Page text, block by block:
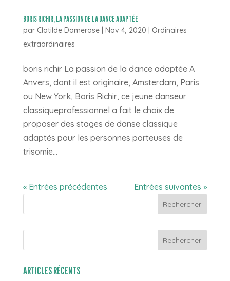
BORIS RICHIR, LA PASSION DE LA DANCE ADAPTÉE
par Clotilde Damerose| Nov 4, 2020
Ordinaires
extraordinaires
boris richir La passion de la dance adaptée A
Anvers, dont il est originaire, Amsterdam, Paris
ou New York, Boris Richir, ce jeune danseur
classiqueprofessionnel a fait le choix de
proposer des stages de danse classique
adaptés pour les personnes porteuses de
trisomie...
« Entrées précédentes Entrées suivantes »
Rechercher
ARTICLES RÉCENTS